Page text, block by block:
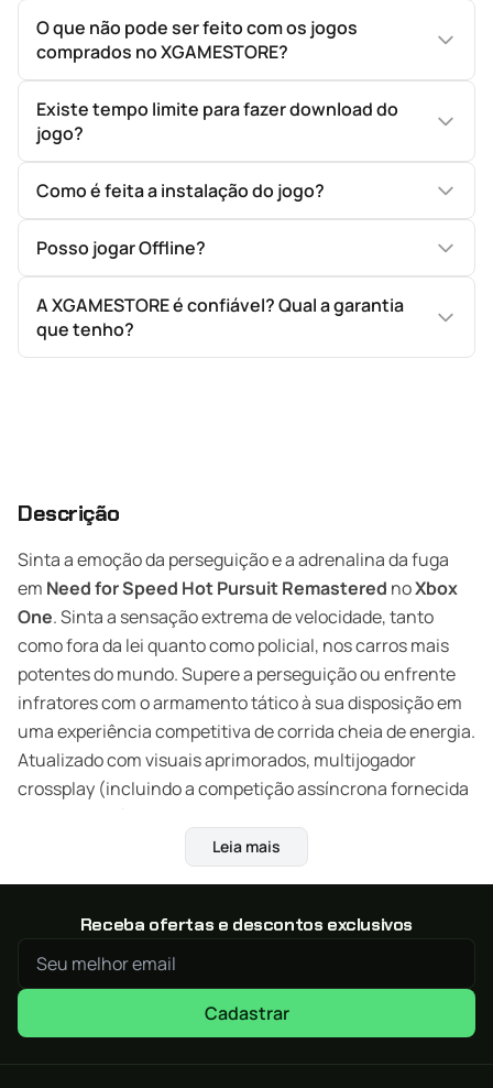
O que não pode ser feito com os jogos
comprados no XGAMESTORE?
Existe tempo limite para fazer download do
jogo?
Como é feita a instalação do jogo?
Posso jogar Offline?
A XGAMESTORE é confiável? Qual a garantia
que tenho?
Descrição
Sinta a emoção da perseguição e a adrenalina da fuga
em Need for Speed Hot Pursuit Remastered noXbox
One. Sinta a sensação extrema de velocidade, tanto
como fora da lei quanto como policial, nos carros mais
potentes do mundo. Supere a perseguição ou enfrente
infratores com o armamento tático à sua disposição em
uma experiência competitiva de corrida cheia de energia.
Atualizado com visuais aprimorados, multijogador
crossplay (incluindo a competição assíncrona fornecida
), além de todo o conteúdo adicional dos
: essa é a edição definitiva da aclamada estreia da
NeedforSpeed
Caia nas estradas de Seacrest County em corridas cujo
propósito é a pura competição social. A inovadora
AutoLog conecta você e seus amigos em perseguições e
Leia mais
Receba ofertas e descontos exclusivos
Cadastrar